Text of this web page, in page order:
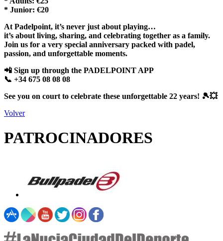
* Junior: €20
At Padelpoint, it’s never just about playing…
it’s about living, sharing, and celebrating together as a family.
Join us for a very special anniversary packed with padel,
passion, and unforgettable moments.
📲 Sign up through the PADELPOINT APP
📞 +34 675 08 08 08
See you on court to celebrate these unforgettable 22 years! 🎾💥
Volver
PATROCINADORES